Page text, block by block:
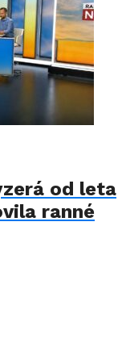
od leta
ranné